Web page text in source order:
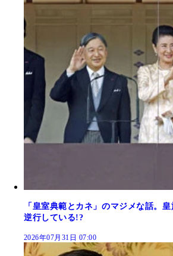
「皇室典範とカネ」のマジメな話。
逆行している!?
2026年07月31日 07:00